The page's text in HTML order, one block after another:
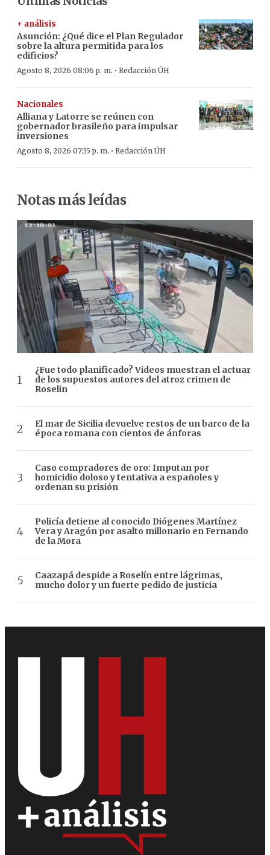
+ análisis
Asunción: ¿Qué dice el Plan Regulador
sobre la altura permitida para los
edificios?
Agosto 8, 2026 08:06 p. m. · Redacción ÚH
Nacionales
Alliana y Latorre se reúnen con
gobernador brasileño para impulsar
inversiones
Agosto 8, 2026 07:35 p. m. · Redacción ÚH
Notas más leídas
¿Fue todo planificado? Videos muestran el actuar
de los supuestos autores del atroz crimen de
Roselin
El mar de Sicilia devuelve restos de un barco de la
época romana con cientos de ánforas
Caso compradores de oro: Imputan por
homicidio doloso y tentativa a españoles y
ordenan su prisión
Policía detiene al conocido Diógenes Martínez
Vera y Aragón por asalto millonario en Fernando
de la Mora
Caazapá despide a Roselín entre lágrimas,
mucho dolor y un fuerte pedido de justicia